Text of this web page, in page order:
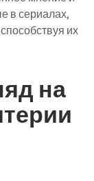
в сериалах,
их
на